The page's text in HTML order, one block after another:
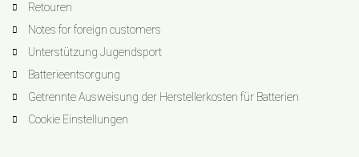
Retouren
Notes for foreign customers
Unterstützung Jugendsport
Batterieentsorgung
Getrennte Ausweisung der Herstellerkosten für Batterien
Cookie Einstellungen